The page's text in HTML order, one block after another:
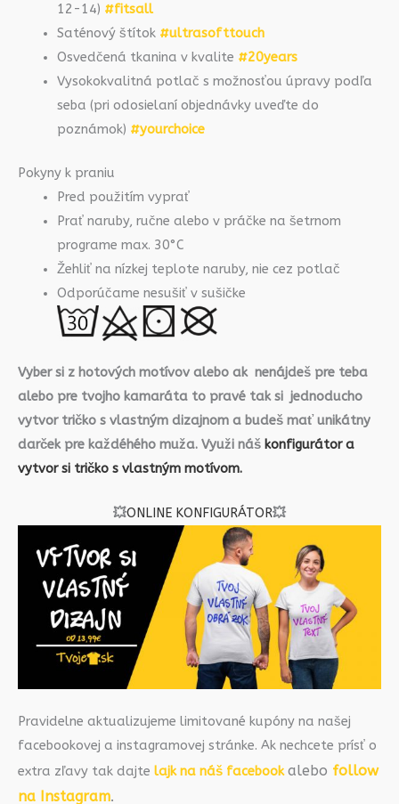
12-14) #fitsall
Saténový štítok #ultrasofttouch
Osvedčená tkanina v kvalite #20years
Vysokokvalitná potlač s možnosťou úpravy podľa
seba (pri odosielaní objednávky uveďte do
poznámok) #yourchoice
Pokyny k praniu
Pred použitím vyprať
Prať naruby, ručne alebo v práčke na šetrnom
programe max. 30°C
Žehliť na nízkej teplote naruby, nie cez potlač
Odporúčame nesušiť v sušičke
Vyber si z hotových motívov alebo ak nenájdeš pre teba
alebo pre tvojho kamaráta to pravé tak si jednoducho
vytvor tričko s vlastným dizajnom a budeš mať unikátny
darček pre každéhého muža. Využi náš konfigurátor a
vytvor si tričko s vlastným motívom.
💥ONLINE KONFIGURÁTOR💥
Pravidelne aktualizujeme limitované kupóny na našej
facebookovej a instagramovej stránke. Ak nechcete prísť o
extra zľavy tak dajte lajk na náš facebookalebo follow
na Instagram.